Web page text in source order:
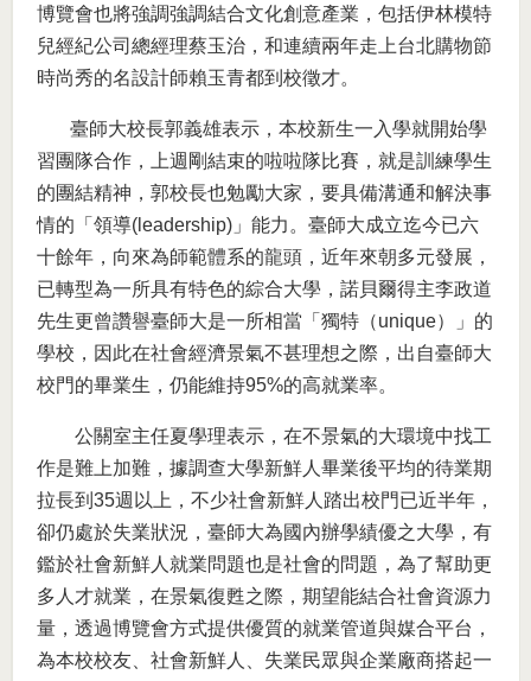
博覽會也將強調強調結合文化創意產業，包括伊林模特
兒經紀公司總經理蔡玉治，和連續兩年走上台北購物節
時尚秀的名設計師賴玉青都到校徵才。
臺師大校長郭義雄表示，本校新生一入學就開始學
習團隊合作，上週剛結束的啦啦隊比賽，就是訓練學生
的團結精神，郭校長也勉勵大家，要具備溝通和解決事
情的「領導(leadership)」能力。臺師大成立迄今已六
十餘年，向來為師範體系的龍頭，近年來朝多元發展，
已轉型為一所具有特色的綜合大學，諾貝爾得主李政道
先生更曾讚譽臺師大是一所相當「獨特（unique）」的
學校，因此在社會經濟景氣不甚理想之際，出自臺師大
校門的畢業生，仍能維持95%的高就業率。
公關室主任夏學理表示，在不景氣的大環境中找工
作是難上加難，據調查大學新鮮人畢業後平均的待業期
拉長到35週以上，不少社會新鮮人踏出校門已近半年，
卻仍處於失業狀況，臺師大為國內辦學績優之大學，有
鑑於社會新鮮人就業問題也是社會的問題，為了幫助更
多人才就業，在景氣復甦之際，期望能結合社會資源力
量，透過博覽會方式提供優質的就業管道與媒合平台，
為本校校友、社會新鮮人、失業民眾與企業廠商搭起一